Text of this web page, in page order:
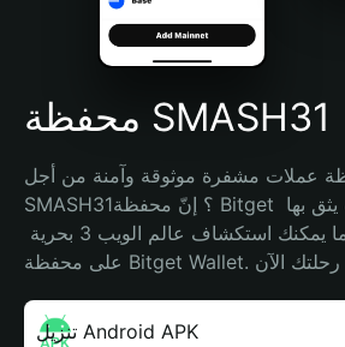
Português (Brasil)
Español (Argentina)
محفظة SMASH31
عملات مشفرة موثوقة وآمنة من أجل
SMASH31؟ إنّ محفظة Bitget خيارك الأفضل. حيث يثق بها
تنزيل Android APK